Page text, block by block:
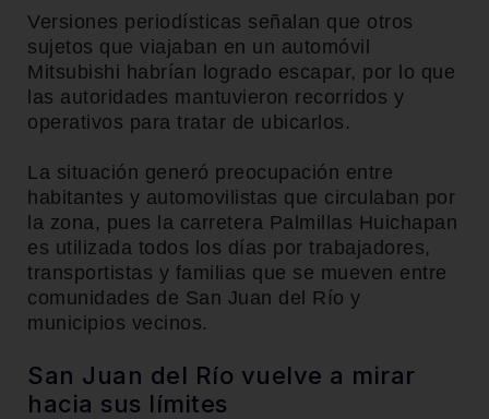
Versiones periodísticas señalan que otros
sujetos que viajaban en un automóvil
Mitsubishi habrían logrado escapar, por lo que
las autoridades mantuvieron recorridos y
operativos para tratar de ubicarlos.
La situación generó preocupación entre
habitantes y automovilistas que circulaban por
la zona, pues la carretera Palmillas Huichapan
es utilizada todos los días por trabajadores,
transportistas y familias que se mueven entre
comunidades de San Juan del Río y
municipios vecinos.
San Juan del Río vuelve a mirar
hacia sus límites